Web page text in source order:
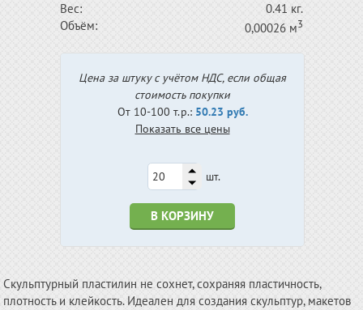
Вес:
0.41 кг.
Объём:
0,00026 м3
Цена за штуку с учётом НДС, если общая
стоимость покупки
От 10-100 т.р.: 50.23 руб.
Показать все цены
шт.
В КОРЗИНУ
Скульптурный пластилин не сохнет, сохраняя пластичность,
плотность и клейкость. Идеален для создания скульптур, макетов